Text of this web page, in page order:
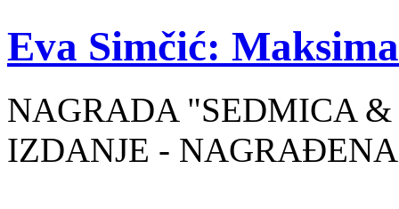
Eva Simčić:
NAGRADA "SEDMICA
IZDANJE -